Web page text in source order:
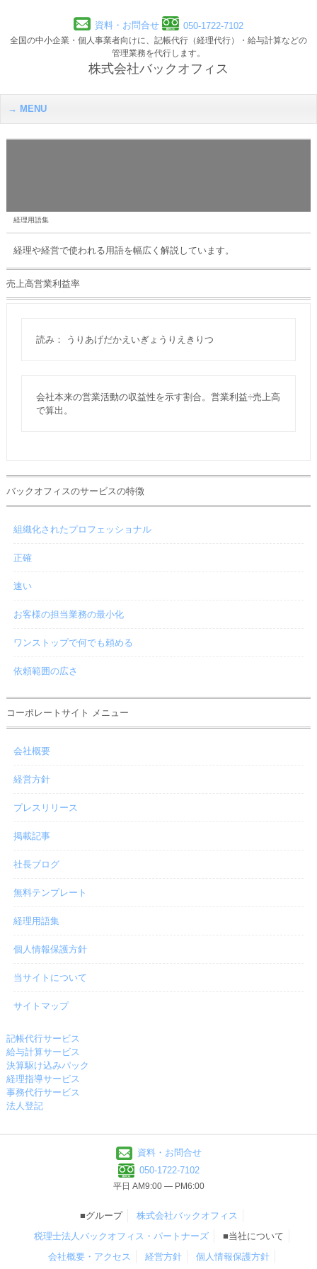
資料・お問合せ 050-1722-7102
全国の中小企業・個人事業者向けに、記帳代行（経理代行）・給与計算などの
管理業務を代行します。
株式会社バックオフィス
MENU
経理用語集
経理や経営で使われる用語を幅広く解説しています。
売上高営業利益率
読み： うりあげだかえいぎょうりえきりつ
会社本来の営業活動の収益性を示す割合。営業利益÷売上高
で算出。
バックオフィスのサービスの特徴
組織化されたプロフェッショナル
正確
速い
お客様の担当業務の最小化
ワンストップで何でも頼める
依頼範囲の広さ
コーポレートサイト メニュー
会社概要
経営方針
プレスリリース
掲載記事
社長ブログ
無料テンプレート
経理用語集
個人情報保護方針
当サイトについて
サイトマップ
記帳代行サービス
給与計算サービス
決算駆け込みパック
経理指導サービス
事務代行サービス
法人登記
資料・お問合せ
050-1722-7102
平日 AM9:00 ― PM6:00
■グループ
株式会社バックオフィス
税理士法人バックオフィス・パートナーズ
■当社について
会社概要・アクセス
経営方針 個人情報保護方針